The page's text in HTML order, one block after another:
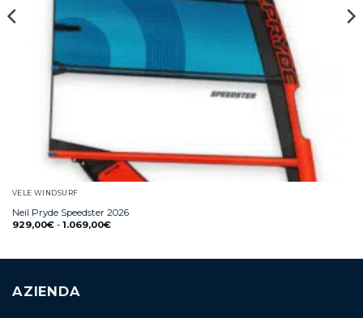
VELE WINDSURF
Neil Pryde Speedster 2026
929,00€ - 1.069,00€
AZIENDA